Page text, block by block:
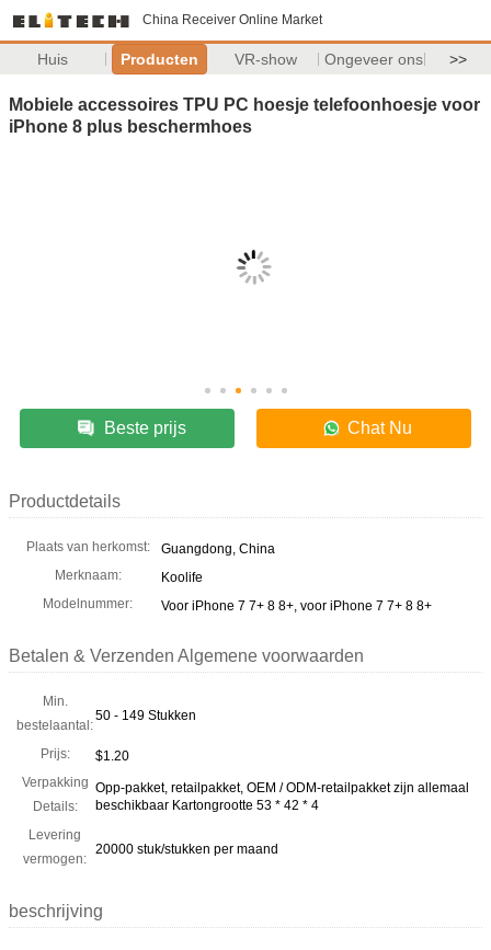
China Receiver Online Market
Huis Producten VR-show Ongeveer ons >>
Mobiele accessoires TPU PC hoesje telefoonhoesje voor
iPhone 8 plus beschermhoes
Beste prijs Chat Nu
Productdetails
Plaats van herkomst:
Guangdong, China
Merknaam:
Koolife
Modelnummer:
Voor iPhone 7 7+ 8 8+, voor iPhone 7 7+ 8 8+
Betalen & Verzenden Algemene voorwaarden
Min.
bestelaantal:
50 - 149 Stukken
Prijs:
$1.20
Verpakking
Details:
Opp-pakket, retailpakket, OEM / ODM-retailpakket zijn allemaal
beschikbaar Kartongrootte 53 * 42 * 4
Levering
vermogen:
20000 stuk/stukken per maand
beschrijving